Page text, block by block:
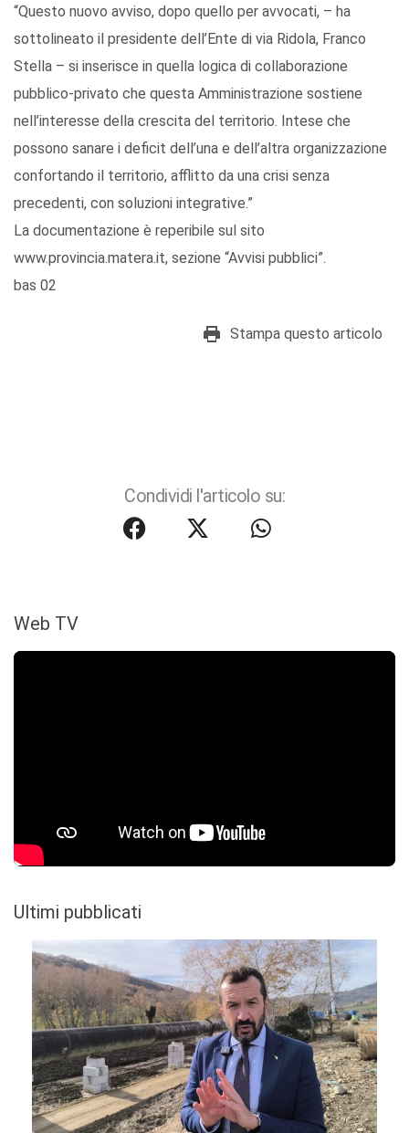
“Questo nuovo avviso, dopo quello per avvocati, – ha
sottolineato il presidente dell’Ente di via Ridola, Franco
Stella – si inserisce in quella logica di collaborazione
pubblico-privato che questa Amministrazione sostiene
nell’interesse della crescita del territorio. Intese che
possono sanare i deficit dell’una e dell’altra organizzazione
confortando il territorio, afflitto da una crisi senza
precedenti, con soluzioni integrative.”
La documentazione è reperibile sul sito
www.provincia.matera.it, sezione “Avvisi pubblici”.
bas 02
Stampa questo articolo
Condividi l'articolo su:
Web TV
Ultimi pubblicati